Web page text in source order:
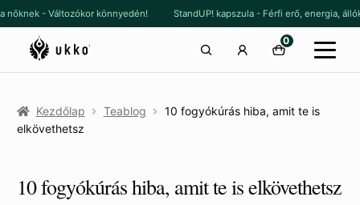
Ugrás
a
navigációhoz
Kilépés
a
tartalomba
nőknek - Változókor könnyedén! StandUP! kapszula - Férfi erő, energia,
0
Kezdőlap Teablog
10 fogyókúrás hiba, amit te is
elkövethetsz
10 fogyókúrás hiba, amit te is elkövethetsz